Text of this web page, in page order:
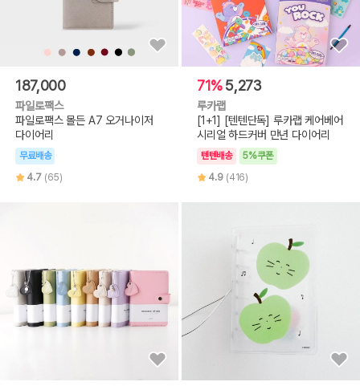
187,000
파일로팩스
파일로팩스 몰든 A7 오거나이저
다이어리
무료배송
4.7 (65)
71%5,273
루카랩
[1+1] [텐텐단독] 루카랩 케어베어
시리얼 하드커버 만년 다이어리
텐텐배송
5%쿠폰
4.9 (416)